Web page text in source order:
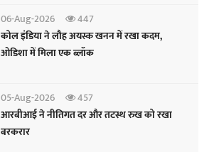
06-Aug-2026
447
कोल इंडिया ने लौह अयस्क खनन में रखा कदम,
ओडिशा में मिला एक ब्लॉक
05-Aug-2026
457
आरबीआई ने नीतिगत दर और तटस्थ रुख को रखा
बरकरार